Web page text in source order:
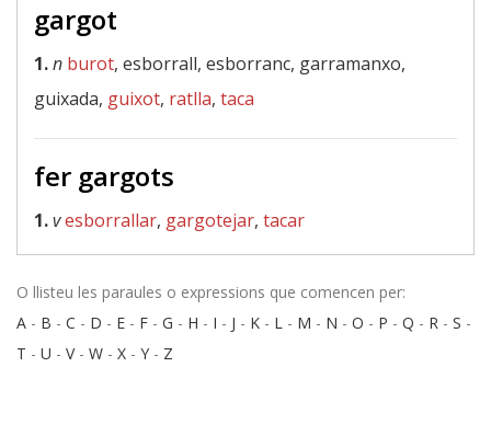
gargot
1.n burot, esborrall, esborranc, garramanxo,
guixada, guixot, ratlla, taca
fer gargots
1.vesborrallar, gargotejar, tacar
O llisteu les paraules o expressions que comencen per:
A - B - C - D - E - F - G - H - I - J - K - L - M - N - O - P - Q - R - S -
T - U - V- W - X - Y - Z